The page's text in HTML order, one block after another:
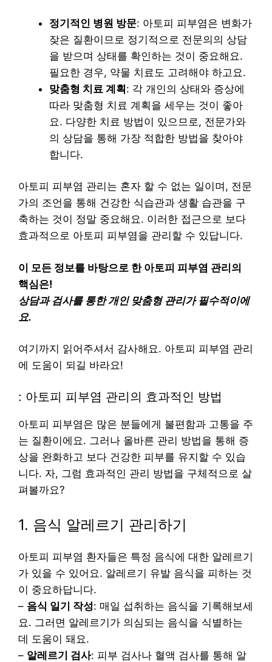
정기적인 병원 방문: 아토피 피부염은 변화가
잦은 질환이므로 정기적으로 전문의의 상담
을 받으며 상태를 확인하는 것이 중요해요.
필요한 경우, 약물 치료도 고려해야 하고요.
맞춤형 치료 계획: 각 개인의 상태와 증상에
따라 맞춤형 치료 계획을 세우는 것이 좋아
요. 다양한 치료 방법이 있으므로, 전문가와
의 상담을 통해 가장 적합한 방법을 찾아야
합니다.
아토피 피부염 관리는 혼자 할 수 없는 일이며, 전문
가의 조언을 통해 건강한 식습관과 생활 습관을 구
축하는 것이 정말 중요해요. 이러한 접근으로 보다
효과적으로 아토피 피부염을 관리할 수 있답니다.
이 모든 정보를 바탕으로 한 아토피 피부염 관리의
핵심은!
상담과 검사를 통한 개인 맞춤형 관리가 필수적이에
요.
여기까지 읽어주셔서 감사해요. 아토피 피부염 관리
에 도움이 되길 바라요!
: 아토피 피부염 관리의 효과적인 방법
아토피 피부염은 많은 분들에게 불편함과 고통을 주
는 질환이에요. 그러나 올바른 관리 방법을 통해 증
상을 완화하고 보다 건강한 피부를 유지할 수 있습
니다. 자, 그럼 효과적인 관리 방법을 구체적으로 살
펴볼까요?
1. 음식 알레르기 관리하기
아토피 피부염 환자들은 특정 음식에 대한 알레르기
가 있을 수 있어요. 알레르기 유발 음식을 피하는 것
이 중요하답니다.
– 음식 일기 작성: 매일 섭취하는 음식을 기록해보세
요. 그러면 알레르기가 의심되는 음식을 식별하는
데 도움이 돼요.
– 알레르기 검사: 피부 검사나 혈액 검사를 통해 알